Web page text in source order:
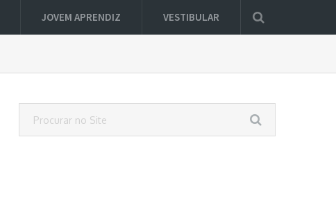
JOVEM APRENDIZ VESTIBULAR